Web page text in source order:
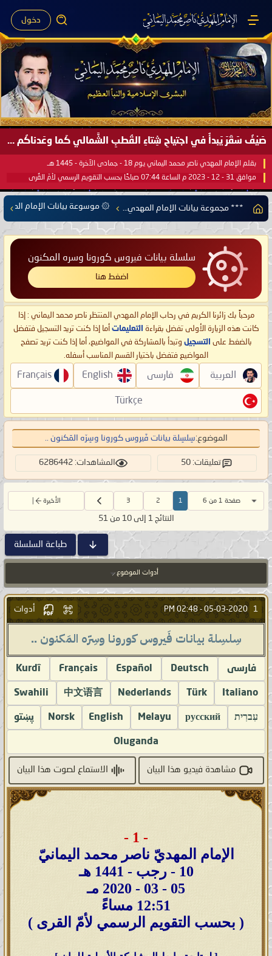
دخول
صَيْفُ سَقَرَ يَبدأُ في اجتياحِ شِتاءِ القُطبِ الشَّمالي كَما وعَدناكُم بالحقِّ لعَامِكم هذا (1445 هـ) ..
بقلم الإمام المهدي ناصر محمد اليماني يوم 18 - جمادى الآخرة - 1445 هـ
موافق 31 - 12 - 2023 م الساعة 07:44 صباحًا بحسب التقويم الرسمي لأمّ القُرى
*** مجموعة بيانات الإمام المهدي ناصر محمد اليماني *** ۞ موسوعة بيانات الإمام
سلسلة بيانات فيروس كورونا وسره المكنون
اضغط هنا
مرحباً بك زائرنا الكريم في رحاب الإمام المهدي المنتظر ناصر محمد اليماني : إذا
كانت هذه الزيارة الأولى تفضل بقراءة التعليمات أما إذا كنت تريد التسجيل فتفضل
بالضغط على التسجيل وتبدأ بالمشاركة في المواضيع، أما إذا كنت تريد تصفح
المواضيع فتفضل باختيار القسم المناسب أسفله.
العربية فارسی English
Français
Türkçe
الموضوع:سِلسِلة بيانات فَيروس كورونا وسِرّه المَكنون ..
تعليقات: 50 المشاهدات: 6286442
صفحة 1 من 6 1
2
3 الأخيرة
النتائج 1 إلى 10 من 51
طباعة السلسلة
أدوات الموضوع
1
05-03-2020 -
02:48 PM أدوات
سِلسِلة بيانات فَيروس كورونا وسِرّه المَكنون ..
فارسى Deutsch
Español
Français
Kurdî
Italiano
Türk
Nederlands
中文语言
Swahili
עִברִית русский
Melayu
English
Norsk پښتو
Oluganda
مشاهدة فيديو هذا البيان الاستماع لصوت هذا البيان
- 1 -
الإمام المهديّ ناصر محمد اليمانيّ
10 - رجب - 1441 هـ
05 - 03 - 2020 مـ
12:51 مساءً
( بحسب التقويم الرسمي لأمّ القرى )